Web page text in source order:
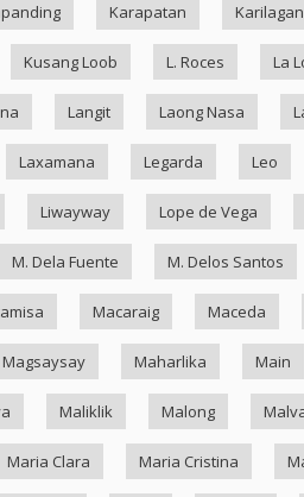
Karapatan Karilagan
Kusang Loob L. Roces La
Langit Laong Nasa
Laxamana Legarda Leo
Liwayway Lope de Vega
M. Dela Fuente M. Delos Santos
Macaraig Maceda
Magsaysay Maharlika Main
Maliklik Malong
Maria Clara Maria Cristina